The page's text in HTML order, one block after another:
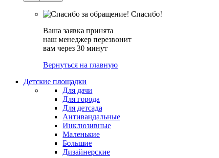
Спасибо!
Ваша заявка принята
наш менеджер перезвонит
вам через 30 минут
Вернуться на главную
Детские площадки
Для дачи
Для города
Для детсада
Антивандальные
Инклюзивные
Маленькие
Большие
Дизайнерские